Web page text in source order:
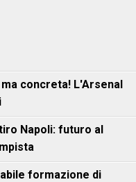
concreta! L'Arsenal
Napoli: futuro al
formazione di